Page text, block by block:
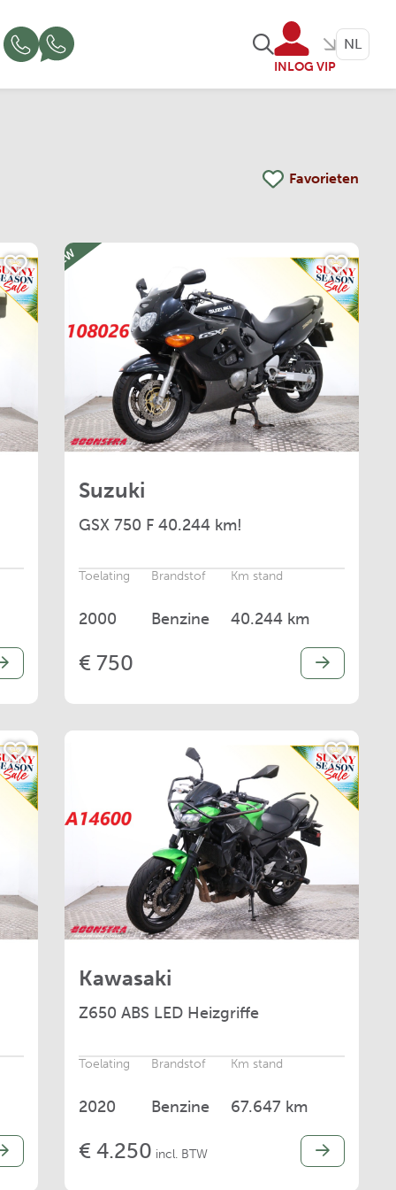
INLOG VIP
NL
Favorieten
Suzuki
GSX 750 F 40.244 km!
Toelating
2000
Brandstof
Benzine
Km stand
40.244 km
€ 750
NEW
Kawasaki
Z650 ABS LED Heizgriffe
Toelating
2020
Brandstof
Benzine
Km stand
67.647 km
€ 4.250 incl. BTW